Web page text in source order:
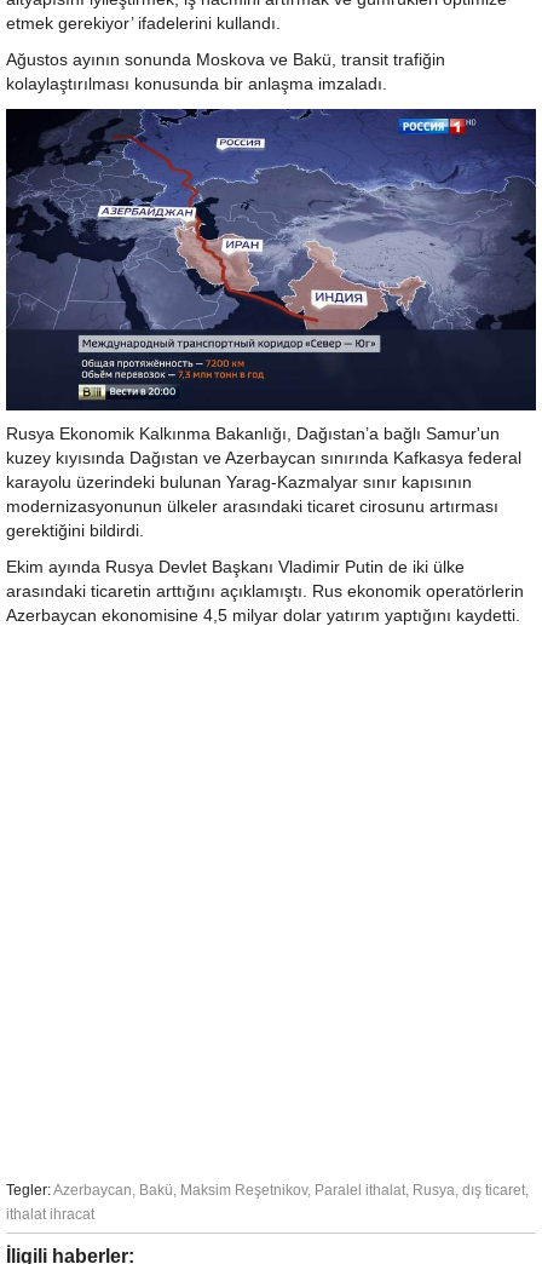
etmek gerekiyor’ ifadelerini kullandı.
Ağustos ayının sonunda Moskova ve Bakü, transit trafiğin
kolaylaştırılması konusunda bir anlaşma imzaladı.
Rusya Ekonomik Kalkınma Bakanlığı, Dağıstan’a bağlı Samur'un
kuzey kıyısında Dağıstan ve Azerbaycan sınırında Kafkasya federal
karayolu üzerindeki bulunan Yarag-Kazmalyar sınır kapısının
modernizasyonunun ülkeler arasındaki ticaret cirosunu artırması
gerektiğini bildirdi.
Ekim ayında Rusya Devlet Başkanı Vladimir Putin de iki ülke
arasındaki ticaretin arttığını açıklamıştı. Rus ekonomik operatörlerin
Azerbaycan ekonomisine 4,5 milyar dolar yatırım yaptığını kaydetti.
Tegler:Azerbaycan, Bakü, Maksim Reşetnikov, Paralel ithalat, Rusya, dış ticaret,
ithalat ihracat
İligili haberler: